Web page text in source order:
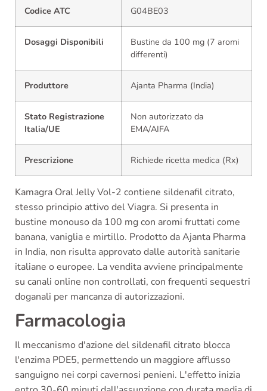
Codice ATC G04BE03
Dosaggi Disponibili
Bustine da 100 mg (7 aromi
differenti)
Produttore Ajanta Pharma (India)
Stato Registrazione
Italia/UE
Non autorizzato da
EMA/AIFA
Prescrizione Richiede ricetta medica (Rx)
Kamagra Oral Jelly Vol-2 contiene sildenafil citrato,
stesso principio attivo del Viagra. Si presenta in
bustine monouso da 100 mg con aromi fruttati come
banana, vaniglia e mirtillo. Prodotto da Ajanta Pharma
in India, non risulta approvato dalle autorità sanitarie
italiane o europee. La vendita avviene principalmente
su canali online non controllati, con frequenti sequestri
doganali per mancanza di autorizzazioni.
Farmacologia
Il meccanismo d'azione del sildenafil citrato blocca
l'enzima PDE5, permettendo un maggiore afflusso
sanguigno nei corpi cavernosi penieni. L'effetto inizia